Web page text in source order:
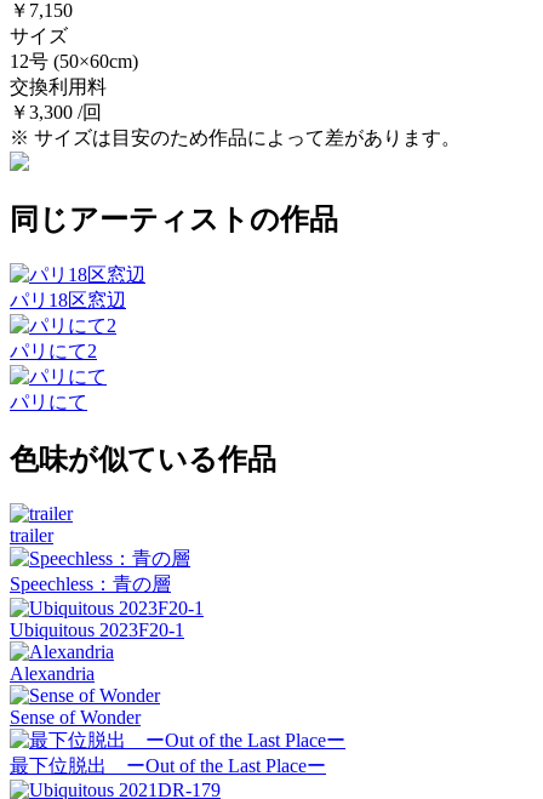
￥7,150
サイズ
12号 (50×60cm)
交換利用料
￥3,300 /回
※ サイズは目安のため作品によって差があります。
同じアーティストの作品
パリ18区窓辺
パリにて2
パリにて
色味が似ている作品
trailer
Speechless：青の層
Ubiquitous 2023F20-1
Alexandria
Sense of Wonder
最下位脱出 ーOut of the Last Placeー